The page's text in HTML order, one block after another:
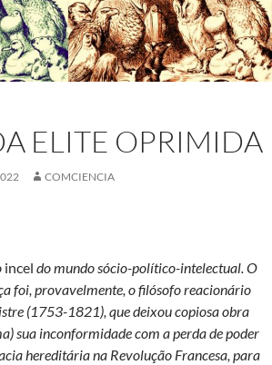
ELITE OPRIMIDA
COMCIENCIA
incel do mundo sócio-político-intelectual. O
foi, provavelmente, o filósofo reacionário
(1753-1821), que deixou copiosa obra
sua inconformidade com a perda de poder
hereditária na Revolução Francesa, para